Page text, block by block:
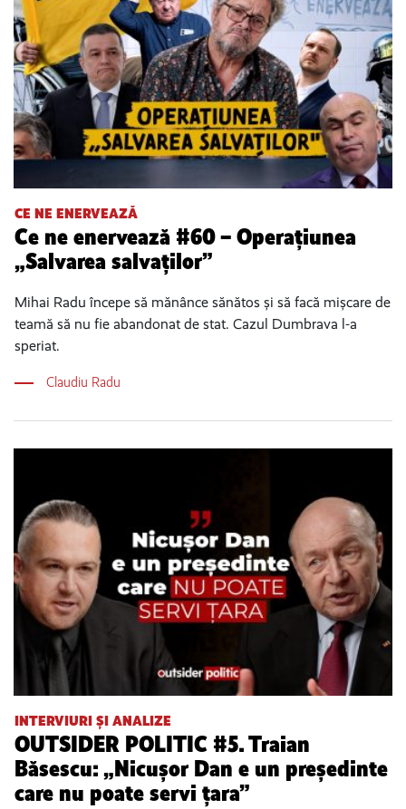
CE NE ENERVEAZĂ
Ce ne enervează #60 – Operațiunea
„Salvarea salvaților”
Mihai Radu începe să mănânce sănătos și să facă mișcare de
teamă să nu fie abandonat de stat. Cazul Dumbrava l-a
speriat.
Claudiu Radu
INTERVIURI ȘI ANALIZE
OUTSIDER POLITIC #5. Traian
Băsescu: „Nicușor Dan e un președinte
care nu poate servi țara”